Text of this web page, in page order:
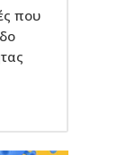
που